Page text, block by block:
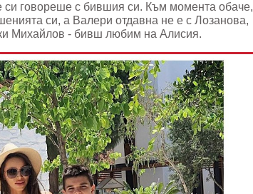
си говореше с бившия си. Към момента обаче,
си, а Валери отдавна не е с Лозанова,
Михайлов - бивш любим на Алисия.